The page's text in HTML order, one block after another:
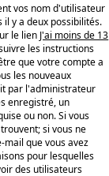
vos nom d'utilisateur
y a deux possibilités.
le lien J'ai moins de 13
les instructions
que votre compte a
les nouveaux
par l'administrateur
enregistré, un
ou non. Si vous
si vous ne
mail que vous avez
pour lesquelles
des utilisateurs